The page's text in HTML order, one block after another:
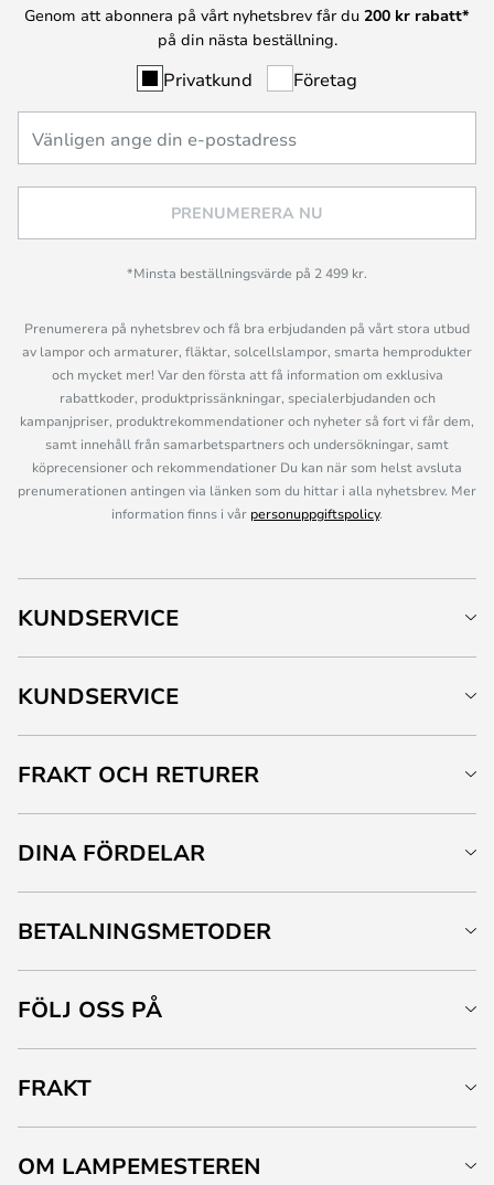
Genom att abonnera på vårt nyhetsbrev får du 200 kr rabatt*
på din nästa beställning.
Privatkund Företag
PRENUMERERA NU
*Minsta beställningsvärde på 2 499 kr.
Prenumerera på nyhetsbrev och få bra erbjudanden på vårt stora utbud
av lampor och armaturer, fläktar, solcellslampor, smarta hemprodukter
och mycket mer! Var den första att få information om exklusiva
rabattkoder, produktprissänkningar, specialerbjudanden och
kampanjpriser, produktrekommendationer och nyheter så fort vi får dem,
samt innehåll från samarbetspartners och undersökningar, samt
köprecensioner och rekommendationer Du kan när som helst avsluta
prenumerationen antingen via länken som du hittar i alla nyhetsbrev. Mer
information finns i vår personuppgiftspolicy.
KUNDSERVICE
KUNDSERVICE
FRAKT OCH RETURER
DINA FÖRDELAR
BETALNINGSMETODER
FÖLJ OSS PÅ
FRAKT
OM LAMPEMESTEREN